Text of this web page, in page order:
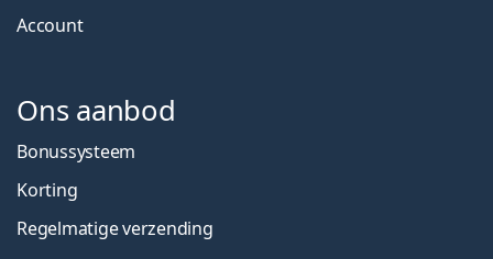
Account
Ons aanbod
Bonussysteem
Korting
Regelmatige verzending